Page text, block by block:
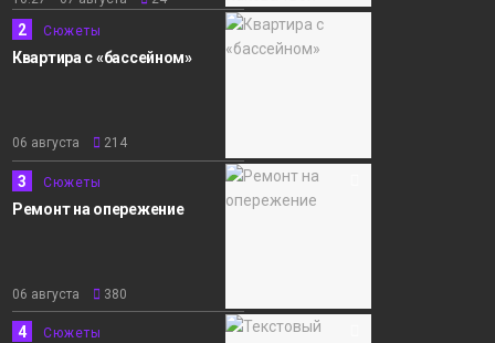
Выпуски
лет спустя. Север в
научном разрезе.
2 Сюжеты
Квартира с «бассейном»
06 августа 214
3 Сюжеты
Ремонт на опережение
06 августа 380
4 Сюжеты